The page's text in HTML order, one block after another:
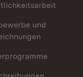
und